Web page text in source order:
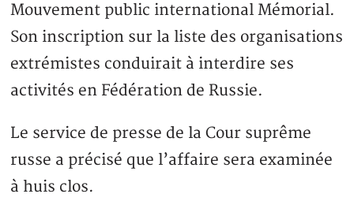
Mouvement public international Mémorial.
Son inscription sur la liste des organisations
extrémistes conduirait à interdire ses
activités en Fédération de Russie.
Le service de presse de la Cour suprême
russe a précisé que l’affaire sera examinée
à huis clos.